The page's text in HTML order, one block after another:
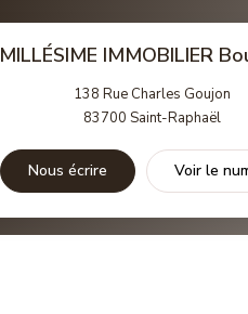
MILLÉSIME IMMOBILIER
138 Rue Charles Goujon
83700 Saint-Raphaël
Nous écrire Voir le